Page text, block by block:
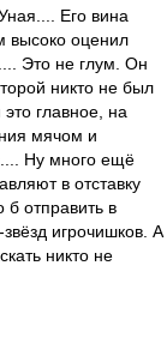
Его вина
высоко оценил
Это не глум. Он
никто не был
главное, на
мячом и
Ну много ещё
в отставку
отправить в
звёзд игрочишков. А
никто не